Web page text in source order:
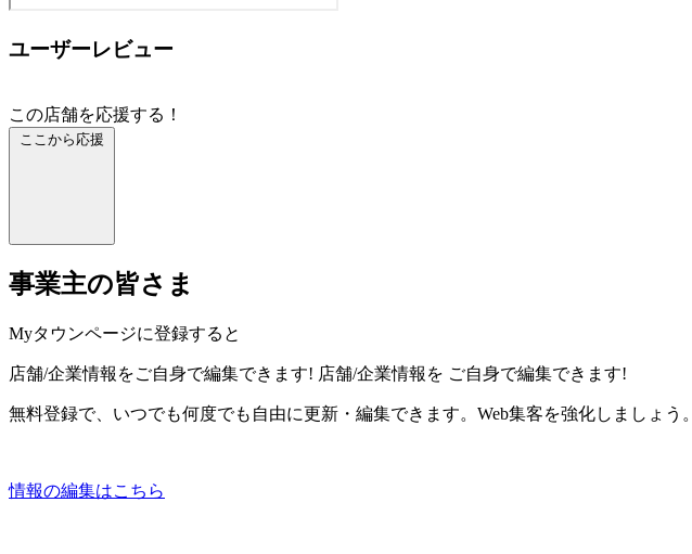
ユーザーレビュー
この店舗を応援する！
ここから応援
事業主の皆さま
Myタウンページに登録すると
店舗/企業情報をご自身で編集できます! 店舗/企業情報を ご自身で編集できます!
無料登録で、いつでも何度でも自由に更新・編集できます。Web集客を強化しましょう。
情報の編集はこちら